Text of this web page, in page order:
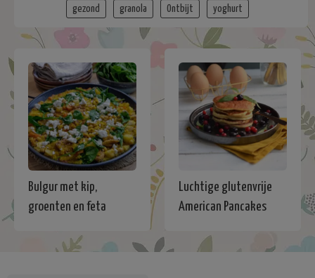
gezond granola Ontbijt yoghurt
Bulgur met kip,
groenten en feta
Luchtige glutenvrije
American Pancakes